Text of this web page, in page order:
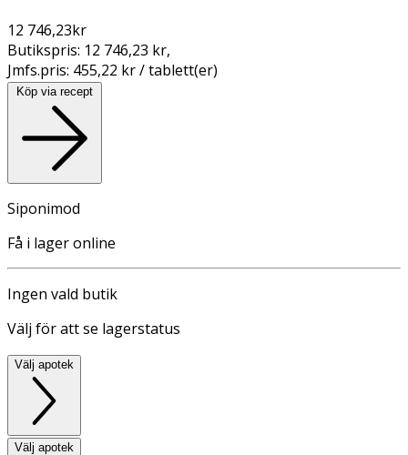
12 746,23kr
Butikspris: 12 746,23 kr,
Jmfs.pris: 455,22 kr / tablett(er)
Köp via recept
Siponimod
Få i lager online
Ingen vald butik
Välj för att se lagerstatus
Välj apotek
Välj apotek